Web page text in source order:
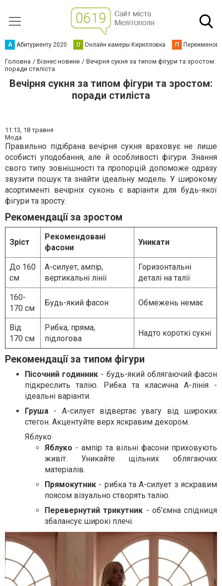
А Абитуриенту 2020 О Онлайн камеры Кирилловка П
Головна Бізнес новини
Вечірня сукня за типом фігури та зростом:
поради стиліста
Вечірня сукня за типом фігури та зростом:
поради стиліста
11:13, 18 травня
Мода
Правильно підібрана вечірня сукня враховує не лише
особисті уподобання, але й особливості фігури. Знання
свого типу зовнішності та пропорцій допоможе одразу
звузити пошук та знайти ідеальну модель. У широкому
асортименті вечірніх суконь є варіанти для будь-якої
фігури та зросту.
Рекомендації за зростом
Зріст
Рекомендовані
фасони
Уникати
До 160
см
A-силует, ампір,
вертикальні лінії
Горизонтальні
деталі на талії
160-
170 см
Будь-який фасон Обмежень немає
Від
170 см
Рибка, пряма,
підлогова
Надто короткі сукні
Рекомендації за типом фігури
Пісочний годинник - будь-який облягаючий фасон
підкреслить талію. Рибка та класична A-лінія -
ідеальні варіанти.
Груша - A-силует відвертає увагу від широких
стегон. Акцентуйте верх яскравим декором.
Яблуко
Яблуко - ампір та вільні фасони приховують
живіт. Уникайте щільних облягаючих
матеріалів.
Прямокутник - рибка та A-силует з яскравим
поясом візуально створять талію.
Перевернутий трикутник - об'ємна спідниця
збалансує широкі плечі.